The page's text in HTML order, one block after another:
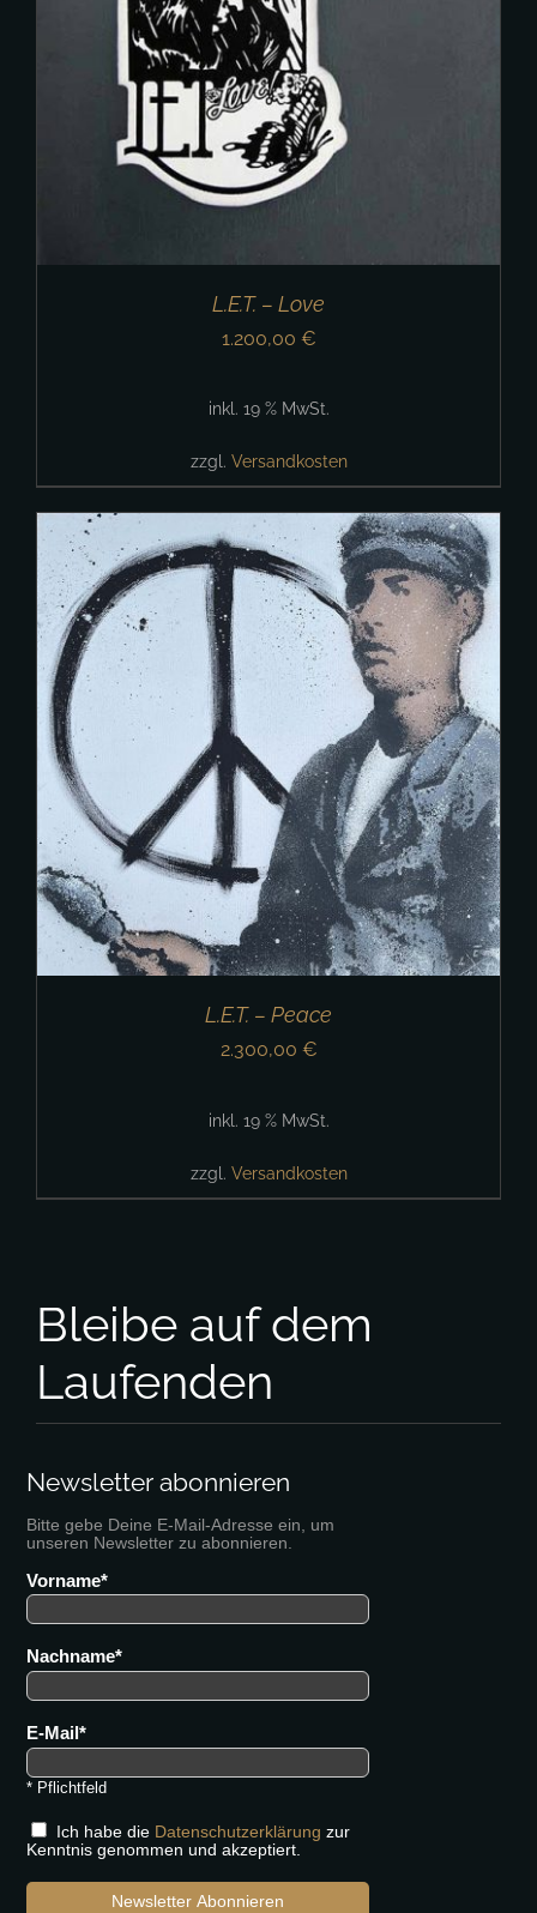
L.E.T. – Love
1.200,00 €
inkl. 19 % MwSt.
zzgl. Versandkosten
L.E.T. – Peace
2.300,00 €
inkl. 19 % MwSt.
zzgl. Versandkosten
Bleibe auf dem
Laufenden
Newsletter abonnieren
Bitte gebe Deine E-Mail-Adresse ein, um
unseren Newsletter zu abonnieren.
Vorname
Nachname
E-Mail
* Pflichtfeld
Ich habe die Datenschutzerklärung zur
Kenntnis genommen und akzeptiert.
Newsletter Abonnieren